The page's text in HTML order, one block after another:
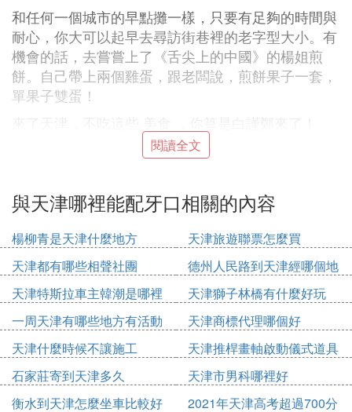
和任何一個城市的早點攤一樣，只要有足夠的時間與
耐心，你大可以起早去尋訪街巷裡的老字型大小。有
機會的話，去嘗嘗上了《舌尖上的中國》的楊姐煎
餅。自己帶上兩個雞蛋，跟老闆說，煎餅果子一套，
單果子雙蛋！
但一般在飯店酒樓里是吃不到的，唯有到小商販處才
能品味到這滿含著濃郁天津文化的市民小吃，雖然平
民之極，但是卻也別有一番精緻在其中。
鍋巴菜
鍋巴菜，天津人一般管它叫嘎巴菜，是一款獨具特色
的路邊小吃。綠豆面攤成薄餅，再切成一指寬的條
狀，澆上事先做好的鹵汁，鹵汁和北京的豆腐腦有些
相似，再按個人口味加入腐乳汁、韭菜花汁、蒜汁和
芝麻醬汁、就著燒餅和果子。天津人一般將鍋巴菜作
為早點食用。
閱讀全文
與天津哪裡能配牙口相關的內容
楊柳青是天津什麼地方
天津旅遊聯票怎麼買
天津都有哪些相聲社團
德州人民路到天津經哪個地
方
天津特斯拉車主韓潮是哪裡
天津獅子林橋有什麼好玩
一周天津有哪些地方有活動
天津商標代理哪個好
天津什麼時候不讓施工
天津推桿畫軸啟動儀式道具
多少錢
石家莊寄到天津多久
天津市男科哪裡好
衡水到天津怎麼坐車比較好
2021年天津高考超過700分